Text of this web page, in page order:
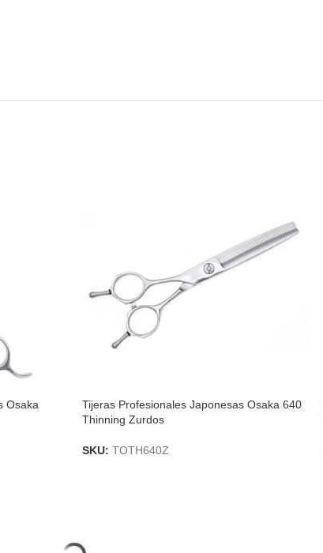
Osaka
Tijeras Profesionales Japonesas Osaka 640
Thinning Zurdos
SKU: TOTH640Z